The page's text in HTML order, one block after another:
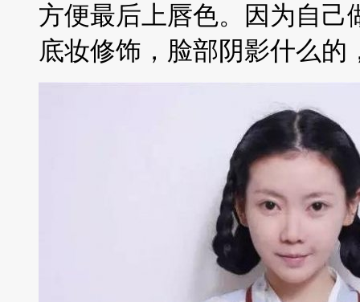
方便最后上唇色。因为自
底妆修饰，脸部阴影什么的